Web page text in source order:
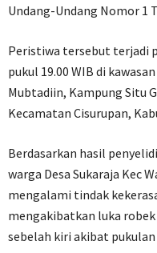
Undang-Undang Nomor 1
Peristiwa tersebut terjadi
pukul 19.00 WIB di
Mubtadiin, Kampung Situ
Kecamatan Cisurupan,
Berdasarkan hasil
warga Desa Sukaraja Kec
mengalami tindak
mengakibatkan luka
sebelah kiri akibat